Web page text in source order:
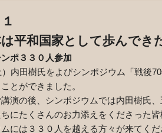
平和国家として歩んでき
ポ３３０人参加
内田樹氏をよびシンポジウム「戦後
とができました。
演の後、シンポジウムでは内田樹氏
にたくさんのお力添えをくださった
には３３０人を越える方々が来てく